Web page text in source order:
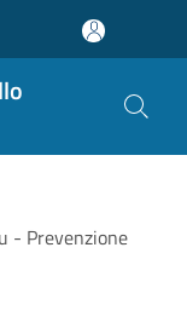
- Prevenzione